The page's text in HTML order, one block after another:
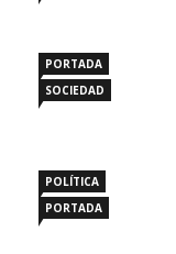
PORTADA
SOCIEDAD
POLÍTICA
PORTADA